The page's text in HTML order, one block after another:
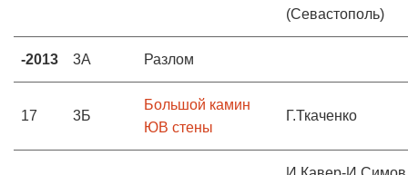
(Севастополь)
-2013 3А Разлом
17 3Б
Большой камин
ЮВ стены
Г.Ткаченко